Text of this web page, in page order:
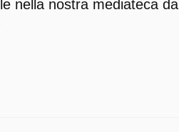
nella nostra mediateca dal